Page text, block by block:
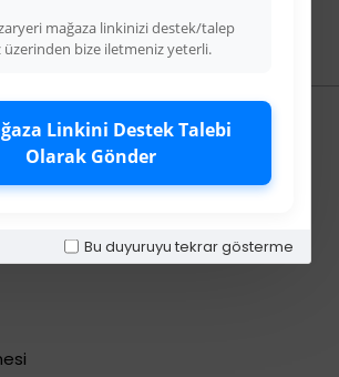
mağaza linkinizi destek/talep
bize iletmeniz yeterli.
Linkini Destek Talebi
Olarak Gönder
Bu duyuruyu tekrar gösterme
ürünleri satışında öncü olun.